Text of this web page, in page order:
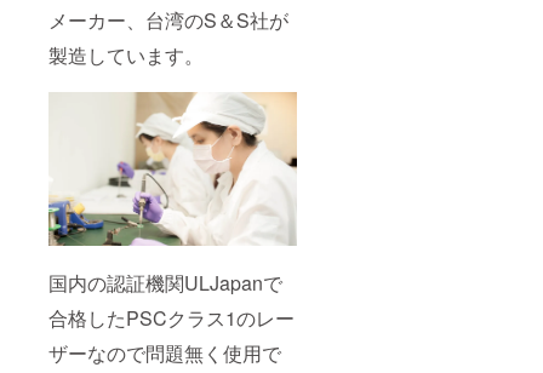
メーカー、台湾のS＆S社が
製造しています。
国内の認証機関ULJapanで
合格したPSCクラス1のレー
ザーなので問題無く使用で